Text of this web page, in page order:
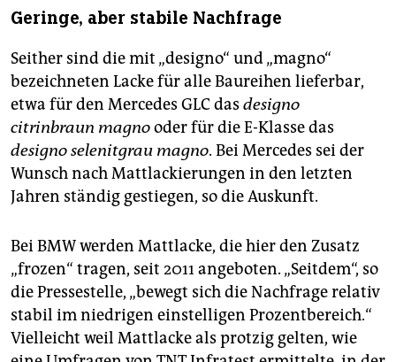
Geringe, aber stabile Nachfrage
Seither sind die mit „designo“ und „magno“
bezeichneten Lacke für alle Baureihen lieferbar,
etwa für den Mercedes GLC das designo
citrinbraun magnooder für die E-Klasse das
designo selenitgrau magno. Bei Mercedes sei der
Wunsch nach Mattlackierungen in den letzten
Jahren ständig gestiegen, so die Auskunft.
Bei BMW werden Mattlacke, die hier den Zusatz
„frozen“ tragen, seit 2011 angeboten. „Seitdem“, so
die Pressestelle, „bewegt sich die Nachfrage relativ
stabil im niedrigen einstelligen Prozentbereich.“
Vielleicht weil Mattlacke als protzig gelten, wie